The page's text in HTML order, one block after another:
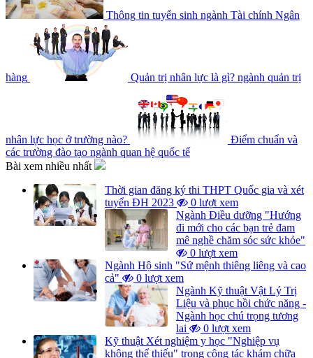
Thông tin tuyển sinh ngành Tài chính Ngân
hàng Quản trị nhân lực là gì? ngành quản trị
nhân lực học ở trường nào?
Điểm chuẩn và
các trường đào tạo ngành quan hệ quốc tế
Bài xem nhiều nhất
Thời gian đăng ký thi THPT Quốc gia và xét
tuyển ĐH 2023
0 lượt xem
Ngành Điều dưỡng "Hướng
đi mới cho các bạn trẻ đam
mê nghề chăm sóc sức khỏe"
0 lượt xem
Ngành Hộ sinh "Sứ mệnh thiêng liêng và cao
cả"
0 lượt xem
Ngành Kỹ thuật Vật Lý Trị
Liệu và phục hồi chức năng -
Ngành học chú trọng tương
lai
0 lượt xem
Kỹ thuật Xét nghiệm y học "Nghiệp vụ
không thể thiếu" trong công tác khám chữa